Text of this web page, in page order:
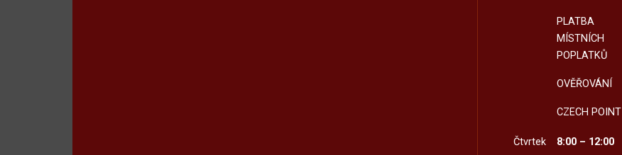
PLATBA
MÍSTNÍCH
POPLATKŮ
OVĚŘOVÁNÍ
CZECH POINT
Čtvrtek
8:00 – 12:00